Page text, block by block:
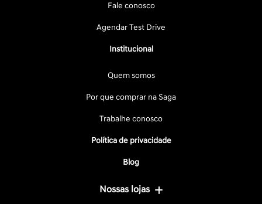
Fale conosco
Agendar Test Drive
Institucional
Quem somos
Por que comprar na Saga
Trabalhe conosco
Política de privacidade
Blog
Nossas lojas